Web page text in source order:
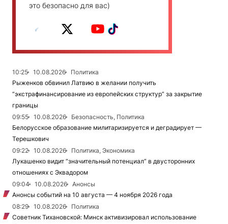
это безопасно для вас)
10:25 10.08.2026
Политика
Рыженков обвинил Латвию в желании получить
“экстрафинансирование из европейских структур” за закрытие
границы
09:55
10.08.2026
Безопасность, Политика
Белорусское образование милитаризируется и деградирует —
Терешкович
09:22
10.08.2026
Политика, Экономика
Лукашенко видит “значительный потенциал” в двусторонних
отношениях с Эквадором
09:04
10.08.2026
Анонсы
Анонсы событий на 10 августа — 4 ноября 2026 года
08:29
10.08.2026
Политика
Советник Тихановской: Минск активизировал использование